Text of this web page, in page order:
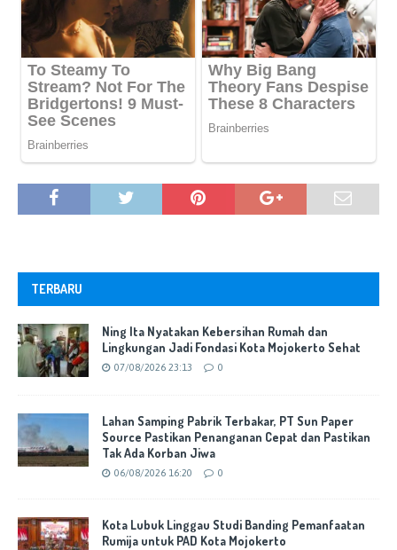
TERBARU
Ning Ita Nyatakan Kebersihan Rumah dan
Lingkungan Jadi Fondasi Kota Mojokerto Sehat
07/08/2026 23:13 0
Lahan Samping Pabrik Terbakar, PT Sun Paper
Source Pastikan Penanganan Cepat dan Pastikan
Tak Ada Korban Jiwa
06/08/2026 16:20 0
Kota Lubuk Linggau Studi Banding Pemanfaatan
Rumija untuk PAD Kota Mojokerto